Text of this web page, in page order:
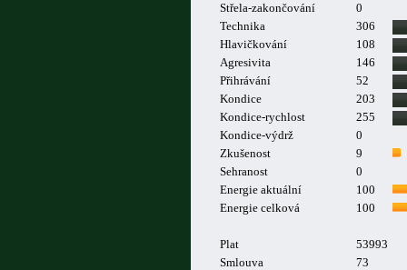
Střela-zakončování
0
Technika
306
Hlavičkování
108
Agresivita
146
Přihrávání
52
Kondice
203
Kondice-rychlost
255
Kondice-výdrž
0
Zkušenost
9
Sehranost
0
Energie aktuální
100
Energie celková
100
Plat
53993
Smlouva
73